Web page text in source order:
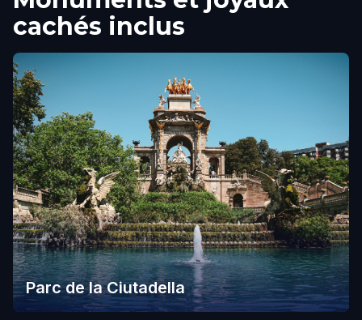
cachés inclus
Parc de la Ciutadella